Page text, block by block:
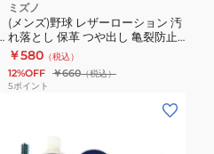
ミズノ
(メンズ)野球 レザーローション 汚
れ落とし 保革 つや出し 亀裂防止
100ml 1GJYG50400 1P
￥580 （税込）
12%OFF ￥660（税込）
5ポイント